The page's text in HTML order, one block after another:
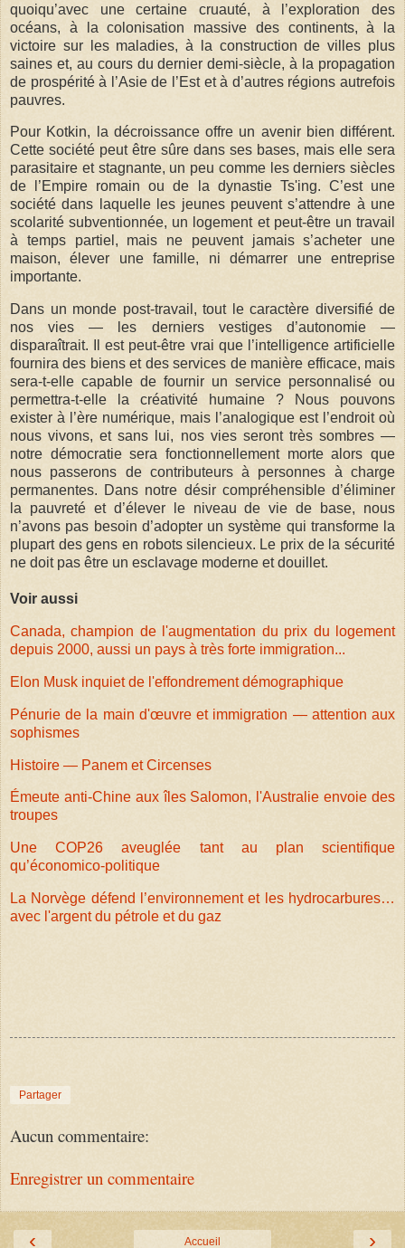
quoiqu’avec une certaine cruauté, à l’exploration des
océans, à la colonisation massive des continents, à la
victoire sur les maladies, à la construction de villes plus
saines et, au cours du dernier demi-siècle, à la propagation
de prospérité à l’Asie de l’Est et à d’autres régions autrefois
pauvres.
Pour Kotkin, la décroissance offre un avenir bien différent.
Cette société peut être sûre dans ses bases, mais elle sera
parasitaire et stagnante, un peu comme les derniers siècles
de l’Empire romain ou de la dynastie Ts'ing. C’est une
société dans laquelle les jeunes peuvent s’attendre à une
scolarité subventionnée, un logement et peut-être un travail
à temps partiel, mais ne peuvent jamais s’acheter une
maison, élever une famille, ni démarrer une entreprise
importante.
Dans un monde post-travail, tout le caractère diversifié de
nos vies — les derniers vestiges d’autonomie —
disparaîtrait. Il est peut-être vrai que l’intelligence artificielle
fournira des biens et des services de manière efficace, mais
sera-t-elle capable de fournir un service personnalisé ou
permettra-t-elle la créativité humaine ? Nous pouvons
exister à l’ère numérique, mais l’analogique est l’endroit où
nous vivons, et sans lui, nos vies seront très sombres —
notre démocratie sera fonctionnellement morte alors que
nous passerons de contributeurs à personnes à charge
permanentes. Dans notre désir compréhensible d’éliminer
la pauvreté et d’élever le niveau de vie de base, nous
n’avons pas besoin d’adopter un système qui transforme la
plupart des gens en robots silencieux. Le prix de la sécurité
ne doit pas être un esclavage moderne et douillet.
Voir aussi
Canada, champion de l'augmentation du prix du logement
depuis 2000, aussi un pays à très forte immigration...
Elon Musk inquiet de l'effondrement démographique
Pénurie de la main d'œuvre et immigration — attention aux
sophismes
Histoire — Panem et Circenses
Émeute anti-Chine aux îles Salomon, l'Australie envoie des
troupes
Une COP26 aveuglée tant au plan scientifique
qu’économico-politique
La Norvège défend l’environnement et les hydrocarbures…
avec l'argent du pétrole et du gaz
Partager
Aucun commentaire:
Enregistrer un commentaire
‹ ›
Accueil